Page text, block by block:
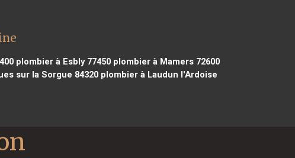
plombier à Esbly 77450 plombier à Mamers 72600
sur la Sorgue 84320 plombier à Laudun l'Ardoise